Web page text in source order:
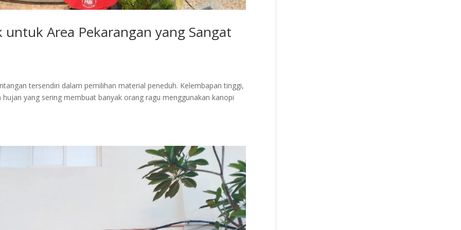
untuk Area Pekarangan yang Sangat
tersendiri dalam pemilihan material peneduh. Kelembapan tinggi,
yang sering membuat banyak orang ragu menggunakan kanopi